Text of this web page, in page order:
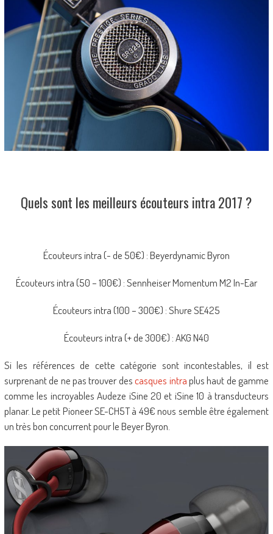
Quels sont les meilleurs écouteurs intra 2017 ?
Écouteurs intra (- de 50€) : Beyerdynamic Byron
Écouteurs intra (50 – 100€) : Sennheiser Momentum M2 In-Ear
Écouteurs intra (100 – 300€) : Shure SE425
Écouteurs intra (+ de 300€) : AKG N40
Si les références de cette catégorie sont incontestables, il est
surprenant de ne pas trouver descasques intraplus haut de gamme
comme les incroyables Audeze iSine 20 et iSine 10 à transducteurs
planar. Le petit Pioneer SE-CH5T à 49€ nous semble être également
un très bon concurrent pour le Beyer Byron.